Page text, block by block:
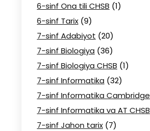
6-sinf Ona tili CHSB (1)
6-sinf Tarix (9)
7-sinf Adabiyot (20)
7-sinf Biologiya (36)
7-sinf Biologiya CHSB (1)
7-sinf Informatika (32)
7-sinf Informatika Cambridge
7-sinf Informatika va AT CHSB
7-sinf Jahon tarix (7)